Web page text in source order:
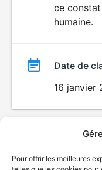
Pour offrir les meilleures
ce
humaine.
Date de
16 janvier